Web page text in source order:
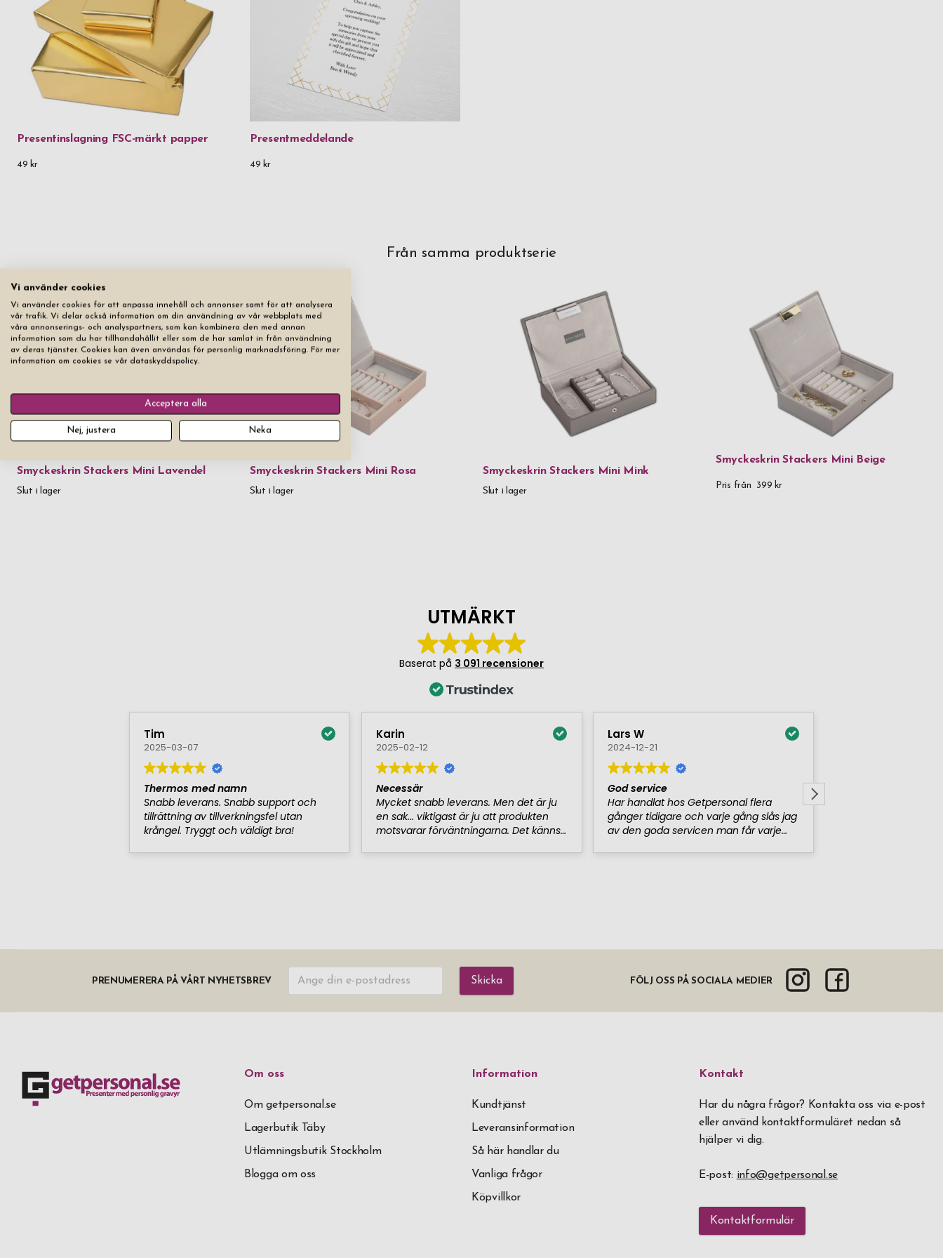
Presentinslagning FSC-märkt papper
49 kr
Presentmeddelande
49 kr
Från samma produktserie
Smyckeskrin Stackers Mini Lavendel
Slut i lager
Smyckeskrin Stackers Mini Rosa
Slut i lager
Smyckeskrin Stackers Mini Mink
Slut i lager
Smyckeskrin Stackers Mini Beige
Pris från 399 kr
PRENUMERERA PÅ VÅRT NYHETSBREV Skicka FÖLJ OSS PÅ SOCIALA MEDIER
Om oss
Om getpersonal.se
Lagerbutik Täby
Utlämningsbutik Stockholm
Blogga om oss
Information
Kundtjänst
Leveransinformation
Så här handlar du
Vanliga frågor
Köpvillkor
Kontakt
Har du några frågor? Kontakta oss via e-post
eller använd kontaktformuläret nedan så
hjälper vi dig.
E-post: info@getpersonal.se
Kontaktformulär
Vi använder cookies
Vi använder cookies för att anpassa innehåll och annonser samt för att analysera
vår trafik. Vi delar också information om din användning av vår webbplats med
våra annonserings- och analyspartners, som kan kombinera den med annan
information som du har tillhandahållit eller som de har samlat in från användning
av deras tjänster. Cookies kan även användas för personlig marknadsföring. För mer
information om cookies se vår dataskyddspolicy.
Acceptera alla
Nej, justera Neka